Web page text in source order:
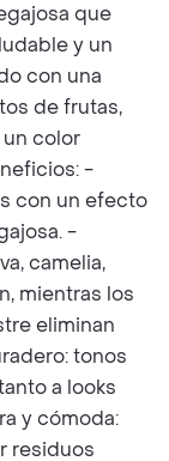
que
y un
con una
de frutas,
color
-
con un efecto
-
camelia,
mientras los
eliminan
tonos
a looks
y cómoda:
residuos